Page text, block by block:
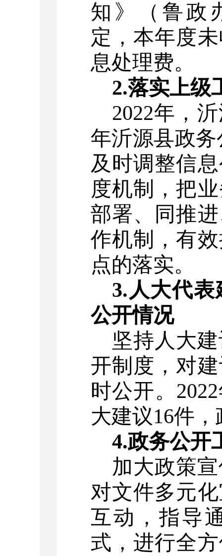
知》（鲁政
定，本年度
息处理费。
2.落实上级
2022年，
年沂源县政
及时调整信
度机制，把
部署、同推
作机制，有
点的落实。
3.人大代
公开情况
坚持人大
开制度，对
时公开。
大建议16件
4.政务公开
加大政策
对文件多元
互动，指导
式，进行全